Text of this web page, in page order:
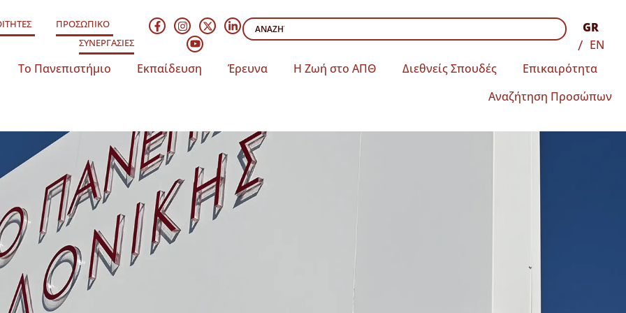
ΠΡΟΣΩΠΙΚΟ
ΣΥΝΕΡΓΑΣΙΕΣ
GR
EN
Το Πανεπιστήμιο
Εκπαίδευση Έρευνα Η Ζωή στο ΑΠΘ Διεθνείς Σπουδές
Επικαιρότητα
Αναζήτηση Προσώπων